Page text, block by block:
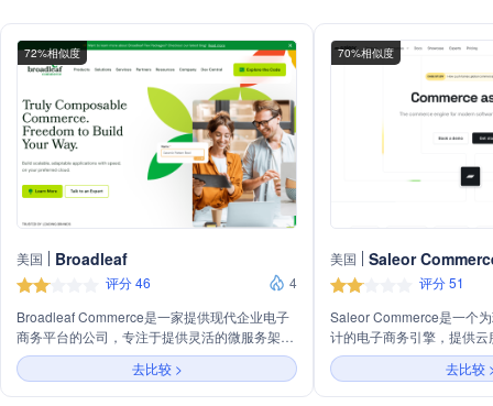
72%相似度
美国 Broadleaf
评分 46
4
Broadleaf Commerce是一家提供现代企业电子
商务平台的公司，专注于提供灵活的微服务架
构，帮助企业构建独特的电子商务体验。公司提
供的产品包括Commerce Platform、
Microservices Accelerator、Transaction
去比较 >
70%相似度
美国 Saleor
评分 51
Saleor Commerce是一个
计的电子商务引擎，提供云
GraphQL、无头、可组合
性。它支持全球运营，包
优惠券和促销活动，适用
去比较